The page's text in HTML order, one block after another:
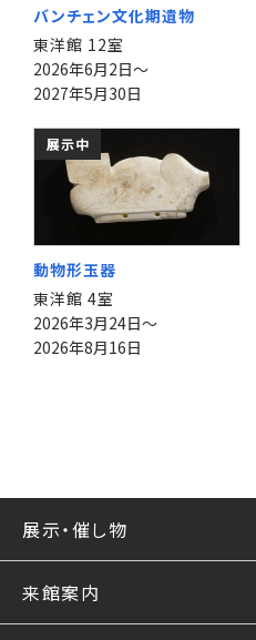
バンチェン文化期遺物
東洋館 12室
2026年6月2日～
2027年5月30日
展示中
動物形玉器
東洋館 4室
2026年3月24日～
2026年8月16日
展示・催し物
来館案内